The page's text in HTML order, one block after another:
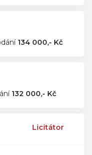
134 000,- Kč
132 000,- Kč
Licitátor